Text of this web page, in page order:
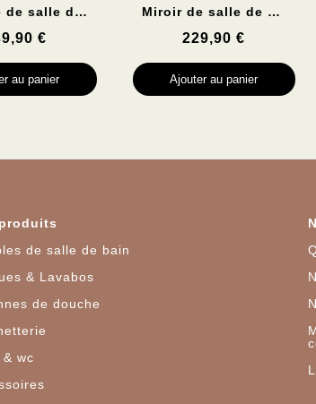
rapide Colonne de salle de bain CHADOW
€
au panier
Aperçu rapide Miroir de salle de bain 120cm -BOFI
229,90 €
Ajouter au panier
de salle de bain
& Lavabos
de douche
& wc